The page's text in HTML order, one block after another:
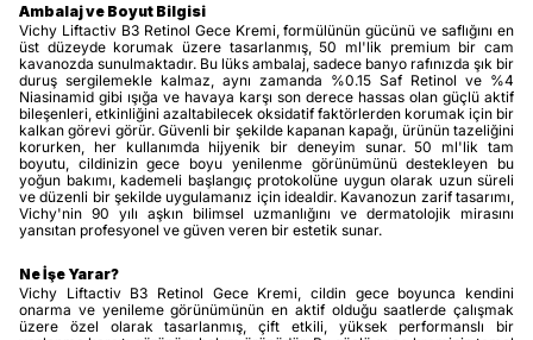
Ambalaj ve Boyut Bilgisi
Vichy Liftactiv B3 Retinol Gece Kremi, formülünün gücünü ve saflığını en
üst düzeyde korumak üzere tasarlanmış, 50 ml'lik premium bir cam
kavanozda sunulmaktadır. Bu lüks ambalaj, sadece banyo rafınızda şık bir
duruş sergilemekle kalmaz, aynı zamanda %0.15 Saf Retinol ve %4
Niasinamid gibi ışığa ve havaya karşı son derece hassas olan güçlü aktif
bileşenleri, etkinliğini azaltabilecek oksidatif faktörlerden korumak için bir
kalkan görevi görür. Güvenli bir şekilde kapanan kapağı, ürünün tazeliğini
korurken, her kullanımda hijyenik bir deneyim sunar. 50 ml'lik tam
boyutu, cildinizin gece boyu yenilenme görünümünü destekleyen bu
yoğun bakımı, kademeli başlangıç protokolüne uygun olarak uzun süreli
ve düzenli bir şekilde uygulamanız için idealdir. Kavanozun zarif tasarımı,
Vichy'nin 90 yılı aşkın bilimsel uzmanlığını ve dermatolojik mirasını
yansıtan profesyonel ve güven veren bir estetik sunar.
Ne İşe Yarar?
Vichy Liftactiv B3 Retinol Gece Kremi, cildin gece boyunca kendini
onarma ve yenileme görünümünün en aktif olduğu saatlerde çalışmak
üzere özel olarak tasarlanmış, çift etkili, yüksek performanslı bir